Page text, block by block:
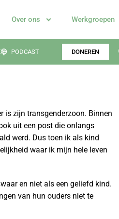
Over ons Werkgroepen
PODCAST DONEREN
is zijn transgenderzoon. Binnen
uit een post die onlangs
werd. Dus toen ik als kind
waar ik mijn hele leven
en niet als een geliefd kind.
van hun ouders niet te